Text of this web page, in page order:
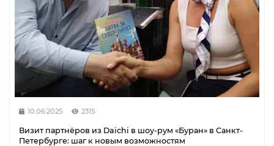
10.06.2025 2315
Визит партнёров из Daichi в шоу-рум «Буран» в Санкт-
Петербурге: шаг к новым возможностям